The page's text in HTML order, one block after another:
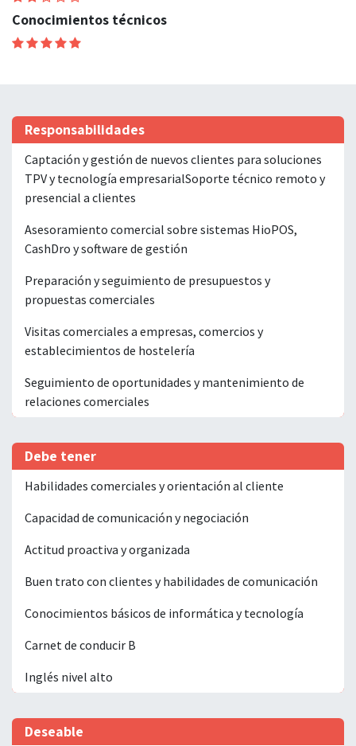
Conocimientos técnicos
Responsabilidades
Captación y gestión de nuevos clientes para soluciones
TPV y tecnología empresarialSoporte técnico remoto y
presencial a clientes
Asesoramiento comercial sobre sistemas HioPOS,
CashDro y software de gestión
Preparación y seguimiento de presupuestos y
propuestas comerciales
Visitas comerciales a empresas, comercios y
establecimientos de hostelería
Seguimiento de oportunidades y mantenimiento de
relaciones comerciales
Debe tener
Habilidades comerciales y orientación al cliente
Capacidad de comunicación y negociación
Actitud proactiva y organizada
Buen trato con clientes y habilidades de comunicación
Conocimientos básicos de informática y tecnología
Carnet de conducir B
Inglés nivel alto
Deseable